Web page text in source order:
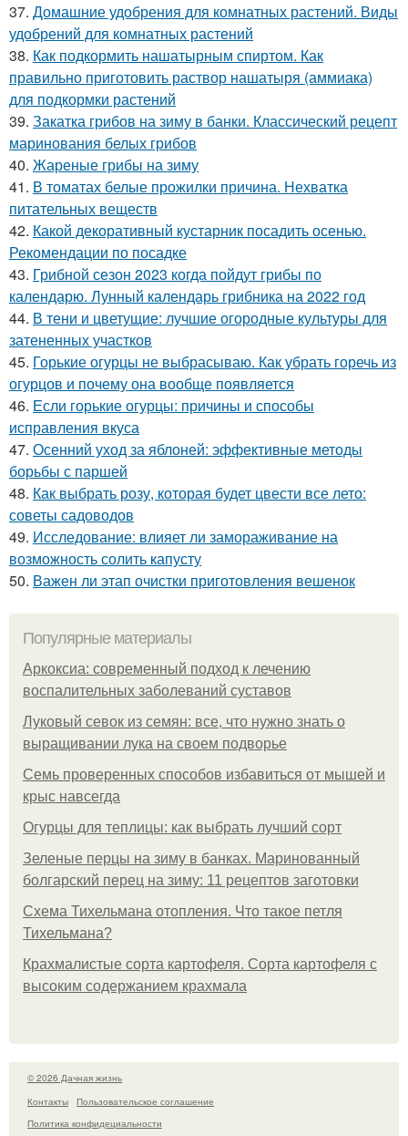
37. Домашние удобрения для комнатных растений. Виды
удобрений для комнатных растений
38. Как подкормить нашатырным спиртом. Как
правильно приготовить раствор нашатыря (аммиака)
для подкормки растений
39. Закатка грибов на зиму в банки. Классический рецепт
маринования белых грибов
40. Жареные грибы на зиму
41. В томатах белые прожилки причина. Нехватка
питательных веществ
42. Какой декоративный кустарник посадить осенью.
Рекомендации по посадке
43. Грибной сезон 2023 когда пойдут грибы по
календарю. Лунный календарь грибника на 2022 год
44. В тени и цветущие: лучшие огородные культуры для
затененных участков
45. Горькие огурцы не выбрасываю. Как убрать горечь из
огурцов и почему она вообще появляется
46. Если горькие огурцы: причины и способы
исправления вкуса
47. Осенний уход за яблоней: эффективные методы
борьбы с паршей
48. Как выбрать розу, которая будет цвести все лето:
советы садоводов
49. Исследование: влияет ли замораживание на
возможность солить капусту
50. Важен ли этап очистки приготовления вешенок
Популярные материалы
Аркоксиа: современный подход к лечению
воспалительных заболеваний суставов
Луковый севок из семян: все, что нужно знать о
выращивании лука на своем подворье
Семь проверенных способов избавиться от мышей и
крыс навсегда
Огурцы для теплицы: как выбрать лучший сорт
Зеленые перцы на зиму в банках. Маринованный
болгарский перец на зиму: 11 рецептов заготовки
Схема Тихельмана отопления. Что такое петля
Тихельмана?
Крахмалистые сорта картофеля. Сорта картофеля с
высоким содержанием крахмала
© 2026 Дачная жизнь
Контакты
Пользовательское соглашение
Политика конфидециальности